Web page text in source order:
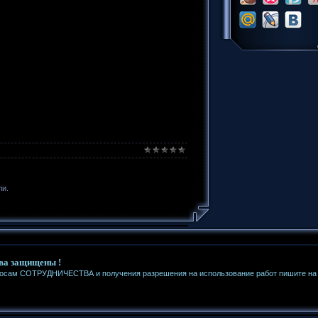
защищены !
СОТРУДНИЧЕСТВА и получения разрешения на использование работ пишите на